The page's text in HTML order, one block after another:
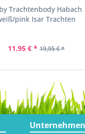
Trachtenbody Habach
pink Isar Trachten
11,95 € * 19,95 € *
Unternehmen